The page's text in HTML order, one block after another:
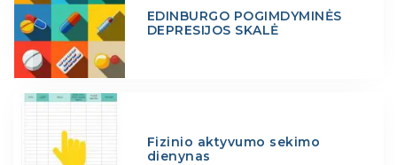
EDINBURGO POGIMDYMINĖS
DEPRESIJOS SKALĖ
Fizinio aktyvumo sekimo
dienynas